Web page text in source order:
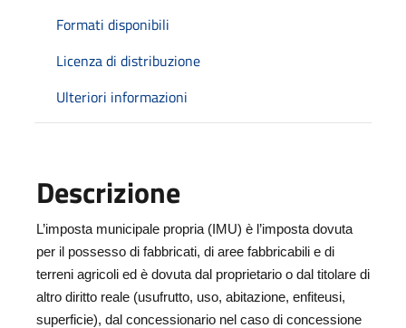
Formati disponibili
Licenza di distribuzione
Ulteriori informazioni
Descrizione
L’imposta municipale propria (IMU) è l’imposta dovuta
per il possesso di fabbricati, di aree fabbricabili e di
terreni agricoli ed è dovuta dal proprietario o dal titolare di
altro diritto reale (usufrutto, uso, abitazione, enfiteusi,
superficie), dal concessionario nel caso di concessione